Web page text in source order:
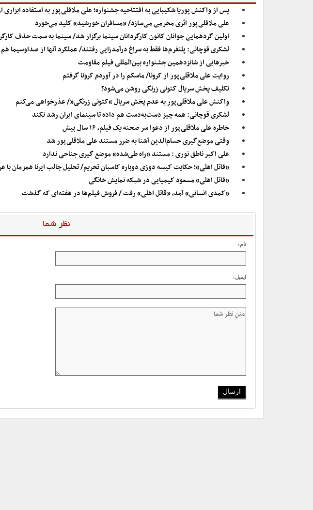
پس از واکنش پوریا شکیبایی به افتتاحیه جشنواره؛ علی ملاقلی‌پور به استفاده
علی ملاقلی‌پور اثری محرمی می‌سازد/ «مسافران خورشید» کلید می‌خورد
اولین گردهمایی جوانان کانون کارگردانان سینما برگزار شد/ سینما به سمت حذف
لشکری قوچانی: پلتفرم‌ها فقط به سراغ درآمدزایی رفتند/ عملکرد آنها از صداوسیما
خبرهایی از شانزدهمین جشنواره بین‌المللی فیلم مقاومت
روایت علی ملاقلی‌پور از کرونا/ ماسکم را در آوردم کرونا گرفتم
تکلیف پخش سریال کتونی زرنگی روشن می‌شود؟
واکنش علی ملاقلی‌پور به عدم پخش سریال “کتونی زرنگی”/ عذرخواهی می‌کنم
لشکری قوچانی: همه چیز دست‌به‌دست هم داده تا سینمای ایران رشد نکند
خاطره علی ملاقلی‌پور از دعوا سر صحنه یک فیلم، ۱۶ سال پیش
وقتی موضع‌گیری حسام‌الدین آشنا به ضرر مستند علی ملاقلی‌پور شد
علی اکبر ناطق نوری : مستند «راه طی‌شده» موضع گیری جناحی ندارد
«قاتل اهلی»؛ حکایت کیسه دوزی دوباره کاسبان تحریم/ تحلیل جالب ایرنا همزمان
«قاتل اهلی» مسعود کیمیایی در شبکه نمایش خانگی
«کمدی انسانی» آمد، «قاتل اهلی» رفت / فروش فیلم‌ها در هفته‌ای که گذشت
نظر شما
نام:
ایمیل: